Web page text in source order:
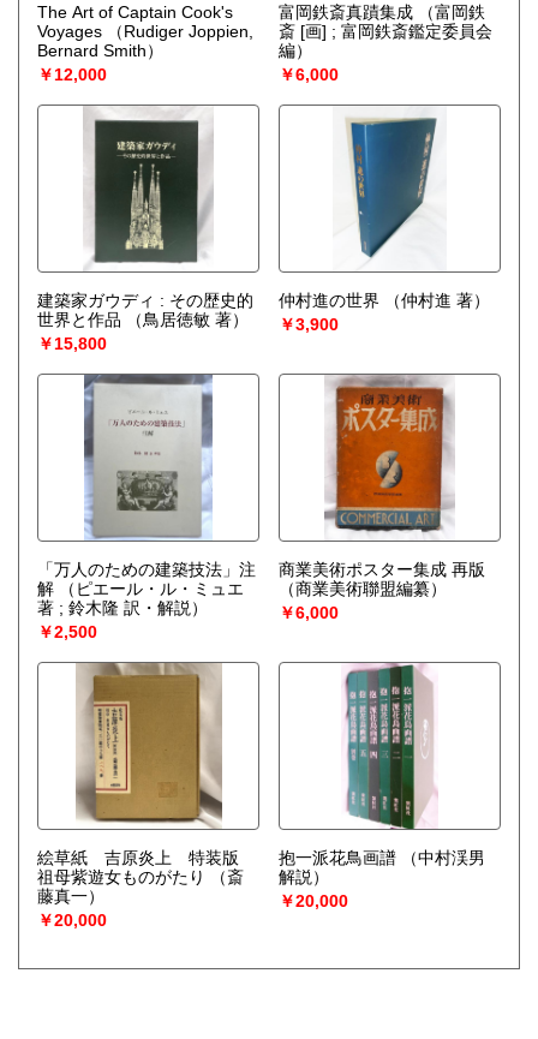
The Art of Captain Cook's
Voyages
（Rudiger Joppien,
Bernard Smith）
￥12,000
富岡鉄斎真蹟集成
（富岡鉄
斎 [画] ; 富岡鉄斎鑑定委員会
編）
￥6,000
建築家ガウディ : その歴史的
世界と作品
（鳥居徳敏 著）
￥15,800
仲村進の世界
（仲村進 著）
￥3,900
「万人のための建築技法」注
解
（ピエール・ル・ミュエ
著 ; 鈴木隆 訳・解説）
￥2,500
商業美術ポスター集成 再版
（商業美術聯盟編纂）
￥6,000
絵草紙 吉原炎上 特装版
祖母紫遊女ものがたり
（斎
藤真一）
￥20,000
抱一派花鳥画譜
（中村渓男
解説）
￥20,000